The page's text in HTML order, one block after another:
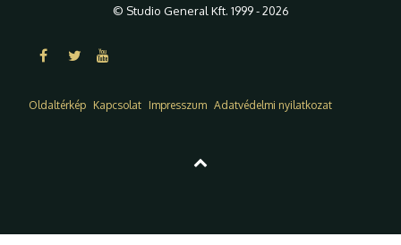
© Studio General Kft. 1999 - 2026
Oldaltérkép Kapcsolat Impresszum Adatvédelmi nyilatkozat